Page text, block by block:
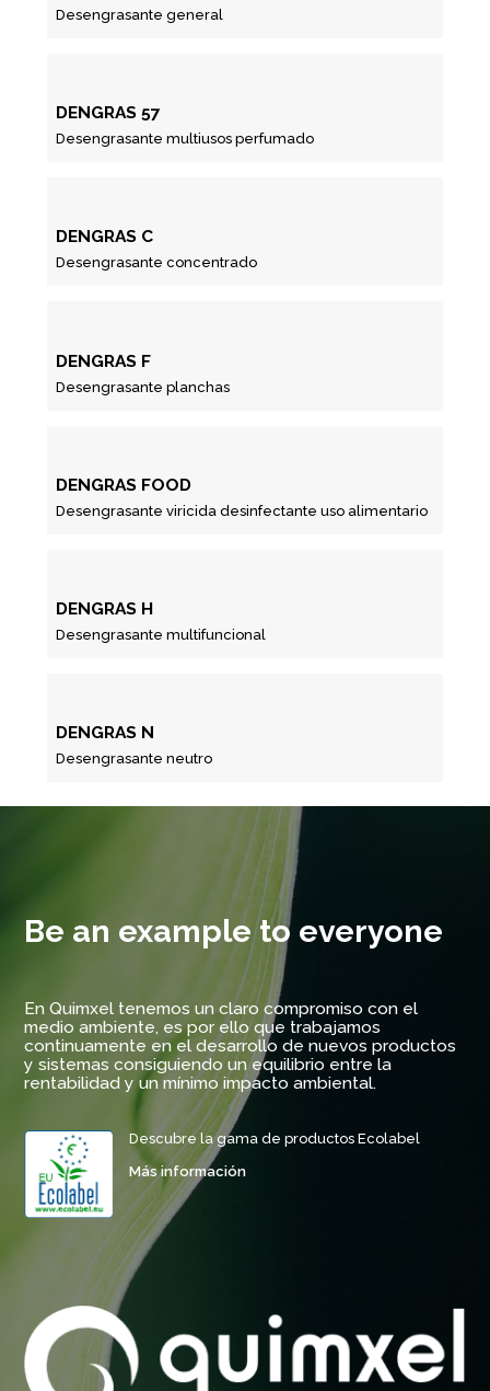
Desengrasante general
DENGRAS 57
Desengrasante multiusos perfumado
DENGRAS C
Desengrasante concentrado
DENGRAS F
Desengrasante planchas
DENGRAS FOOD
Desengrasante viricida desinfectante uso alimentario
DENGRAS H
Desengrasante multifuncional
DENGRAS N
Desengrasante neutro
Be an example to everyone
En Quimxel tenemos un claro compromiso con el
medio ambiente, es por ello que trabajamos
continuamente en el desarrollo de nuevos productos
y sistemas consiguiendo un equilibrio entre la
rentabilidad y un mínimo impacto ambiental.
Descubre la gama de productos Ecolabel
Más información